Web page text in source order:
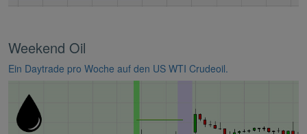
Weekend Oil
Ein Daytrade pro Woche auf den US WTI Crudeoil.